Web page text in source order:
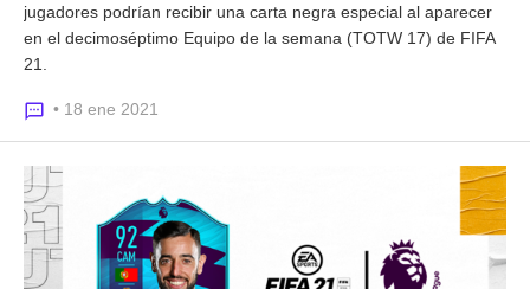
jugadores podrían recibir una carta negra especial al aparecer
en el decimoséptimo Equipo de la semana (TOTW 17) de FIFA
21.
• 18 ene 2021